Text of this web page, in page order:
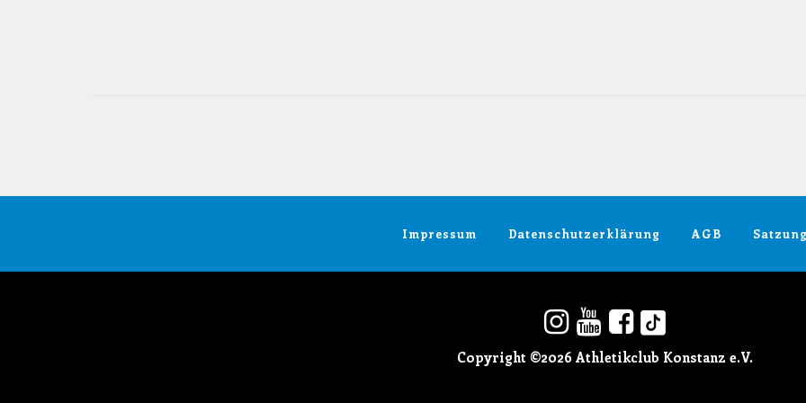
Impressum Datenschutzerklärung AGB
Copyright ©2026 Athletikclub Konstanz e.V.